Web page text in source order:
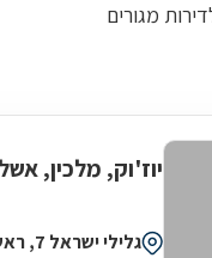
מגורים
יוז'וק, מלכין,
גלילי ישראל 7, ראשון לציון